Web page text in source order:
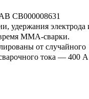
СВ000008631
удержания электрода
MMA-сварки.
от случайного
тока — 400